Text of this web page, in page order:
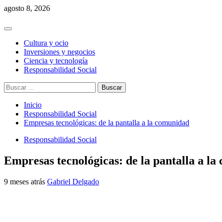
Saltar
contenido
agosto 8, 2026
Menú
principalCultura y ocio
Inversiones y negocios
Ciencia y tecnología
Responsabilidad Social
Buscar:
Inicio
Responsabilidad Social
Empresas tecnológicas: de la pantalla a la comunidad
Responsabilidad Social
Empresas tecnológicas: de la pantalla a la
9 meses atrás Gabriel Delgado